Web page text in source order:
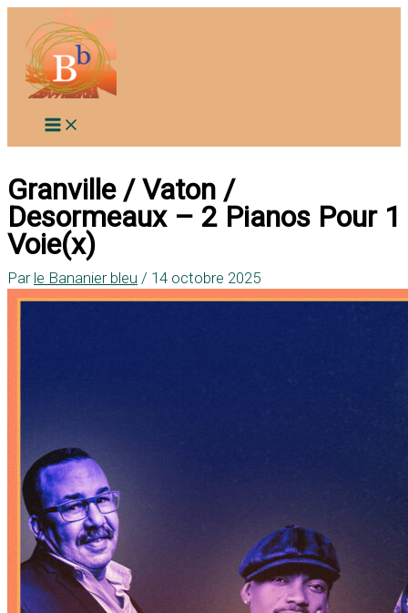
contenu
Granville / Vaton /
Desormeaux – 2 Pianos Pour 1
Voie(x)
Par le Bananier bleu / 14 octobre 2025